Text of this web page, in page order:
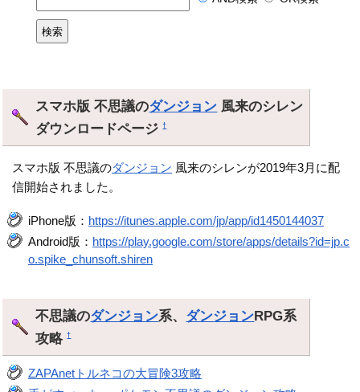
スマホ版 不思議のダンジョン 風来のシレン
ダウンロードページ†
スマホ版 不思議のダンジョン 風来のシレンが2019年3月に配
信開始されました。
iPhone版： https://itunes.apple.com/jp/app/id1450144037
Android版： https://play.google.com/store/apps/details?id=jp.c
o.spike_chunsoft.shiren
不思議のダンジョン系、 ダンジョンRPG系
攻略†
ZAPAnetトルネコの大冒険3攻略